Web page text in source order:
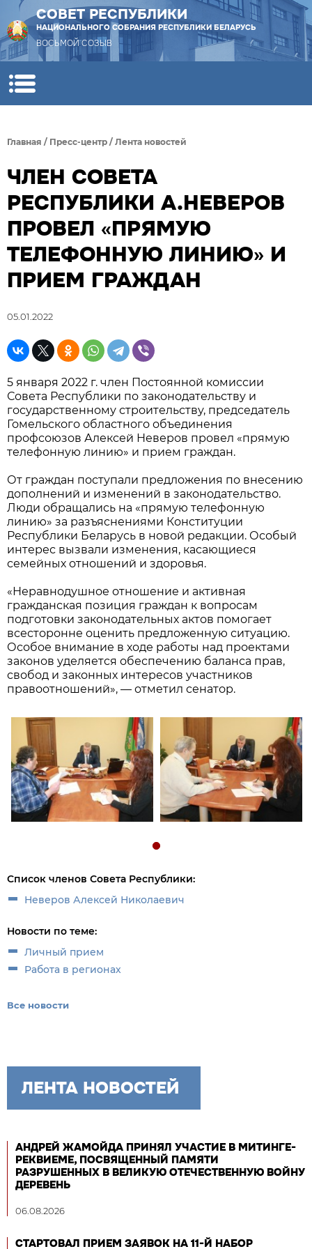
СОВЕТ РЕСПУБЛИКИ
НАЦИОНАЛЬНОГО СОБРАНИЯ РЕСПУБЛИКИ БЕЛАРУСЬ
ВОСЬМОЙ СОЗЫВ
Главная / Пресс-центр / Лента новостей
ЧЛЕН СОВЕТА
РЕСПУБЛИКИ А.НЕВЕРОВ
ПРОВЕЛ «ПРЯМУЮ
ТЕЛЕФОННУЮ ЛИНИЮ» И
ПРИЕМ ГРАЖДАН
05.01.2022
5 января 2022 г. член Постоянной комиссии
Совета Республики по законодательству и
государственному строительству, председатель
Гомельского областного объединения
профсоюзов Алексей Неверов провел «прямую
телефонную линию» и прием граждан.
От граждан поступали предложения по внесению
дополнений и изменений в законодательство.
Люди обращались на «прямую телефонную
линию» за разъяснениями Конституции
Республики Беларусь в новой редакции. Особый
интерес вызвали изменения, касающиеся
семейных отношений и здоровья.
«Неравнодушное отношение и активная
гражданская позиция граждан к вопросам
подготовки законодательных актов помогает
всесторонне оценить предложенную ситуацию.
Особое внимание в ходе работы над проектами
законов уделяется обеспечению баланса прав,
свобод и законных интересов участников
правоотношений», — отметил сенатор.
Список членов Совета Республики:
Неверов Алексей Николаевич
Новости по теме:
Личный прием
Работа в регионах
Все новости
ЛЕНТА НОВОСТЕЙ
АНДРЕЙ ЖАМОЙДА ПРИНЯЛ УЧАСТИЕ В МИТИНГЕ-
РЕКВИЕМЕ, ПОСВЯЩЕННЫЙ ПАМЯТИ
РАЗРУШЕННЫХ В ВЕЛИКУЮ ОТЕЧЕСТВЕННУЮ ВОЙНУ
ДЕРЕВЕНЬ
06.08.2026
СТАРТОВАЛ ПРИЕМ ЗАЯВОК НА 11-Й НАБОР